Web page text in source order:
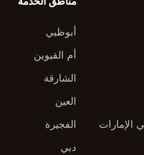
الإمارات
أبوظبي
أم القيوين
الشارقة
العين
الفجيرة
دبي